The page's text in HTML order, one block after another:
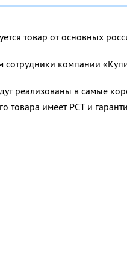
товар от основных
компании
реализованы в самые
товара имеет РСТ и